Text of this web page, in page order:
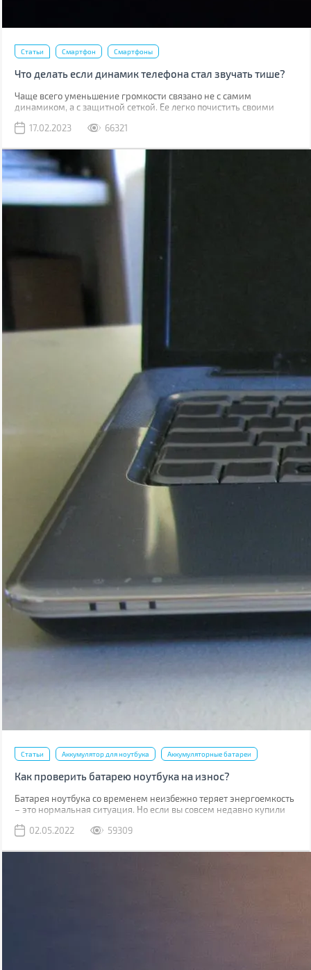
Статьи Смартфон Смартфоны
Что делать если динамик телефона стал звучать тише?
Чаще всего уменьшение громкости связано не с самим
динамиком, а с защитной сеткой. Ее легко почистить своими
необходимое для этого.
17.02.2023 66321
Статьи Аккумулятор для ноутбука Аккумуляторные батареи
Как проверить батарею ноутбука на износ?
Батарея ноутбука со временем неизбежно теряет энергоемкость
– это нормальная ситуация. Но если вы совсем недавно купили
случае, когда гарантийный срок батареи (обычно от 1 до 3 лет в
она сильно износилась (более 20%), то производитель
02.05.2022 59309